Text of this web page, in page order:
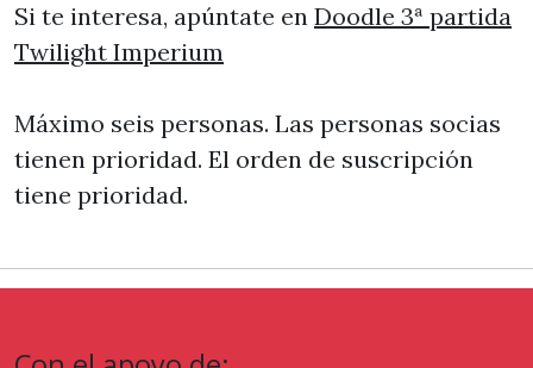
Si te interesa, apúntate en Doodle 3ª partida
Twilight Imperium
Máximo seis personas. Las personas socias
tienen prioridad. El orden de suscripción
tiene prioridad.